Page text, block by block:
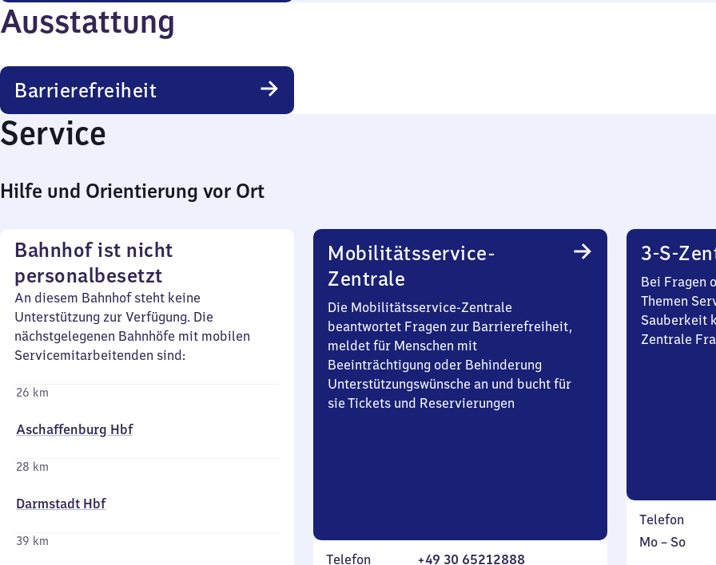
Ausstattung
Barrierefreiheit
Service
Hilfe und Orientierung vor Ort
Bahnhof ist nicht
personalbesetzt
An diesem Bahnhof steht keine
Unterstützung zur Verfügung. Die
nächstgelegenen Bahnhöfe mit mobilen
Servicemitarbeitenden sind:
26 km
Aschaffenburg Hbf
28 km
Darmstadt Hbf
39 km
Mobilitätsservice-
Zentrale
Die Mobilitätsservice-Zentrale
beantwortet Fragen zur Barrierefreiheit,
meldet für Menschen mit
Beeinträchtigung oder Behinderung
Unterstützungswünsche an und bucht für
sie Tickets und Reservierungen
Telefon
+49 30 65212888
3-S-
Bei Fragen
Themen
Sauberkeit
Zentrale
Telefon
Montag
Mo – So,